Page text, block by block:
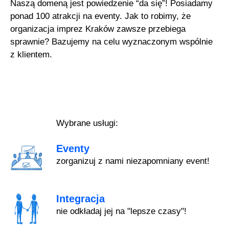
Naszą domeną jest powiedzenie “da się”! Posiadamy
ponad 100 atrakcji na eventy. Jak to robimy, że
organizacja imprez Kraków zawsze przebiega
sprawnie? Bazujemy na celu wyznaczonym wspólnie
z klientem.
Wybrane usługi:
Eventy
zorganizuj z nami niezapomniany event!
Integracja
nie odkładaj jej na "lepsze czasy"!